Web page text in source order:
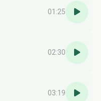
01:25
02:30
03:19